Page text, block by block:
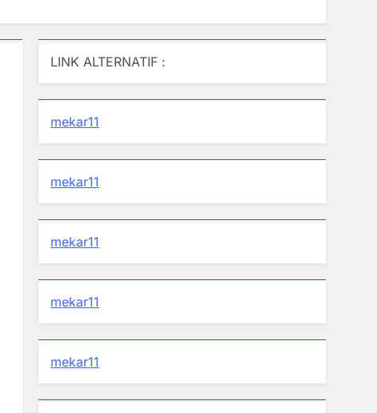
LINK ALTERNATIF :
mekar11
mekar11
mekar11
mekar11
mekar11